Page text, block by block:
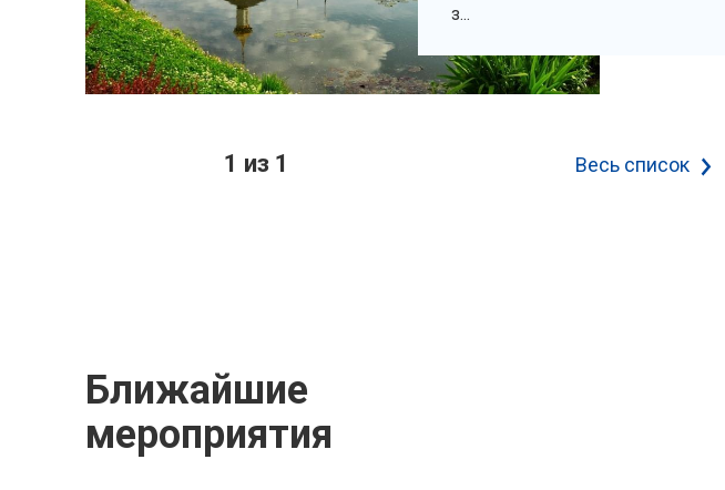
з...
1 из 1 Весь список
Ближайшие
мероприятия